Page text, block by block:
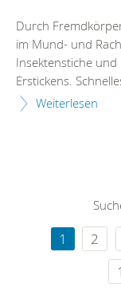
Durch
im Mund- und
Insektenstiche
Erstickens.
Weiterlesen
1 2